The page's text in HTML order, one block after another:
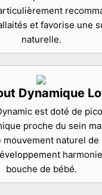
et favorise une
naturelle.
Dynamique
est doté de
proche du sein
mouvement naturel
bouche de bébé.